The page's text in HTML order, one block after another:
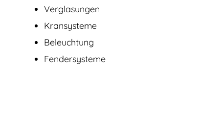
Verglasungen
Kransysteme
Beleuchtung
Fendersysteme